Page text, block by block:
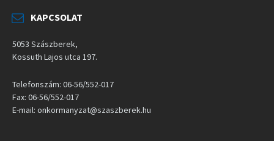
KAPCSOLAT
5053 Szászberek,
Kossuth Lajos utca 197.
Telefonszám: 06-56/552-017
Fax: 06-56/552-017
E-mail: onkormanyzat@szaszberek.hu